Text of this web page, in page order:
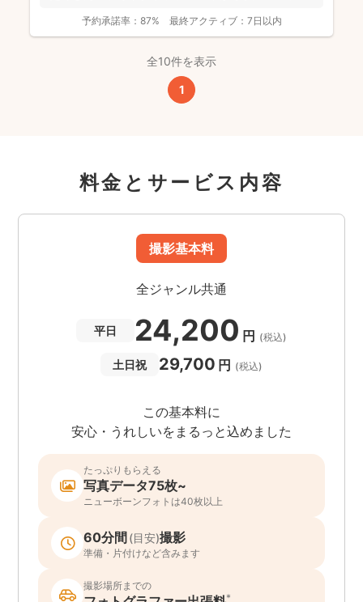
予約承諾率： 87% 最終アクティブ： 7日以内
全10件を表示
1
料金とサービス内容
撮影基本料
全ジャンル共通
平日 24,200 円 (税込)
土日祝 29,700 円 (税込)
この基本料に
安心・うれしいをまるっと込めました
たっぷりもらえる
写真データ75枚~
ニューボーンフォトは40枚以上
60分間(目安)撮影
準備・片付けなど含みます
撮影場所までの
*